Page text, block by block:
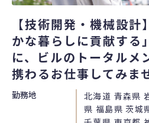
【技術開発・機械設計
かな暮らしに貢献する
に、ビルのトータルメ
携わるお仕事してみま
勤務地
北海道 青森県
県 福島県 茨城